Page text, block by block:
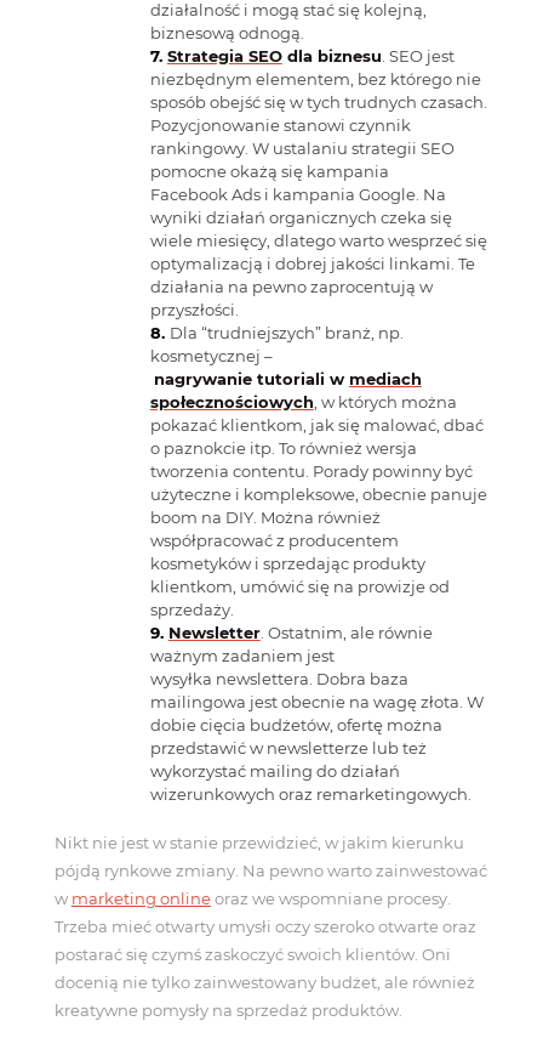
KONTAKT
działalność i mogą stać się kolejną,
biznesową odnogą.
Strategia SEOdla biznesu . SEO jest
niezbędnym elementem, bez którego nie
sposób obejść się w tych trudnych czasach.
Pozycjonowanie stanowi czynnik
rankingowy. W ustalaniu strategii SEO
pomocne okażą się kampania
Facebook Ads i kampania Google. Na
wyniki działań organicznych czeka się
wiele miesięcy, dlatego warto wesprzeć się
optymalizacją i dobrej jakości linkami. Te
działania na pewno zaprocentują w
przyszłości.
Dla “trudniejszych” branż, np.
kosmetycznej –
nagrywanie tutoriali w mediach
społecznościowych , w których można
pokazać klientkom, jak się malować, dbać
o paznokcie itp. To również wersja
tworzenia contentu. Porady powinny być
użyteczne i kompleksowe, obecnie panuje
boom na DIY. Można również
współpracować z producentem
kosmetyków i sprzedając produkty
klientkom, umówić się na prowizje od
sprzedaży.
Newsletter. Ostatnim, ale równie
ważnym zadaniem jest
wysyłka newslettera. Dobra baza
mailingowa jest obecnie na wagę złota. W
dobie cięcia budżetów, ofertę można
przedstawić w newsletterze lub też
wykorzystać mailing do działań
wizerunkowych oraz remarketingowych.
Nikt nie jest w stanie przewidzieć, w jakim kierunku
pójdą rynkowe zmiany. Na pewno warto zainwestować
w marketing onlineoraz we wspomniane procesy.
Trzeba mieć otwarty umysłi oczy szeroko otwarte oraz
postarać się czymś zaskoczyć swoich klientów. Oni
docenią nie tylko zainwestowany budżet, ale również
kreatywne pomysły na sprzedaż produktów.